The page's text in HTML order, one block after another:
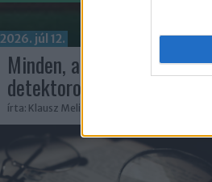
2026. júl 12.
Minden, amit az AI-
detektorokról tudni
írta: Klausz Melinda